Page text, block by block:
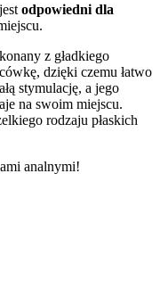
odpowiedni dla
z gładkiego
dzięki czemu łatwo
stymulację, a jego
na swoim miejscu.
rodzaju płaskich
analnymi!